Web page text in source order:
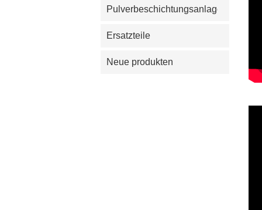
Pulverbeschichtungsanlage
Ersatzteile
Neue produkten